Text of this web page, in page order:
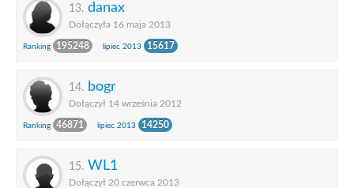
13. danax
Dołączyła 16 maja 2013
Ranking 195248 lipiec 2013 15617
14. bogr
Dołączył 14 września 2012
Ranking 46871 lipiec 2013 14250
15. WL1
Dołączył 20 czerwca 2013